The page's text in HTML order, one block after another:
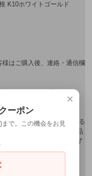
K10ホワイトゴールド
はご購入後、連絡・通信欄
ンショップで販売している
上に在庫がある場合でも品
めて参りますが、何卒ご了
×
ーポン
で。この機会をお見